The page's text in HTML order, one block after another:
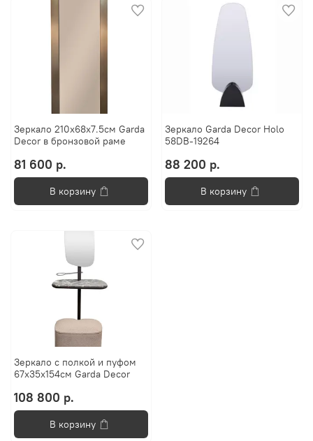
Зеркало 210x68x7.5см Garda
Decor в бронзовой раме
81 600 р.
В корзину
Зеркало Garda Decor Holo
58DB-19264
88 200 р.
В корзину
Зеркало с полкой и пуфом
67x35x154см Garda Decor
108 800 р.
В корзину